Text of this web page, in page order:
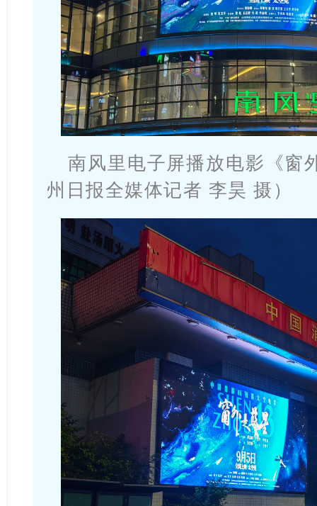
南风里电子屏播放电影《窗
州日报全媒体记者 李昊 摄）